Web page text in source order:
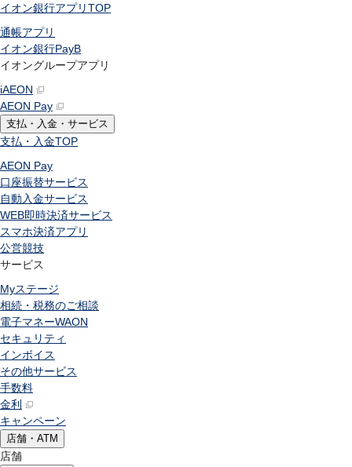
イオン銀行アプリTOP
通帳アプリ
イオン銀行PayB
イオングループアプリ
iAEON
AEON Pay
支払・入金・サービス
支払・入金TOP
AEON Pay
口座振替サービス
自動入金サービス
WEB即時決済サービス
スマホ決済アプリ
公営競技
サービス
Myステージ
相続・税務のご相談
電子マネーWAON
セキュリティ
インボイス
その他サービス
手数料
金利
キャンペーン
店舗・ATM
店舗